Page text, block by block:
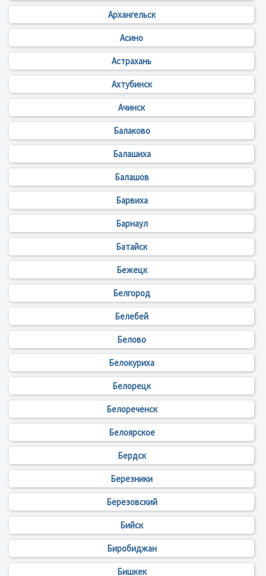
Архангельск
Асино
Астрахань
Ахтубинск
Ачинск
Балаково
Балашиха
Балашов
Барвиха
Барнаул
Батайск
Бежецк
Белгород
Белебей
Белово
Белокуриха
Белорецк
Белореченск
Белоярское
Бердск
Березники
Березовский
Бийск
Биробиджан
Бишкек